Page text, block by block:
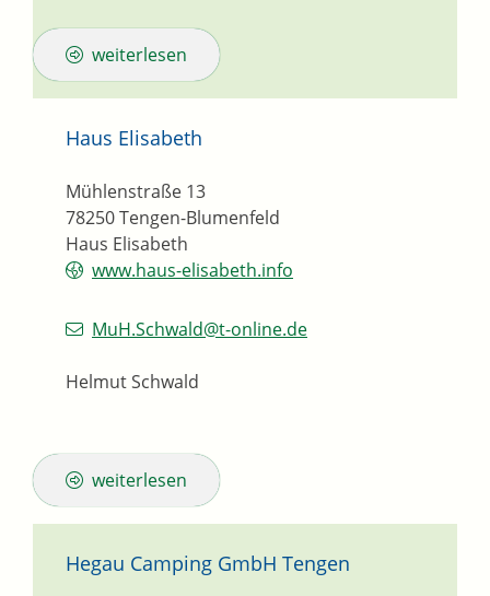
weiterlesen
Haus Elisabeth
Haus Elisabeth
Mühlenstraße 13
78250Tengen-Blumenfeld
www.haus-elisabeth.info
MuH.Schwald@t-online.de
Helmut Schwald
weiterlesen
Hegau Camping GmbH Tengen